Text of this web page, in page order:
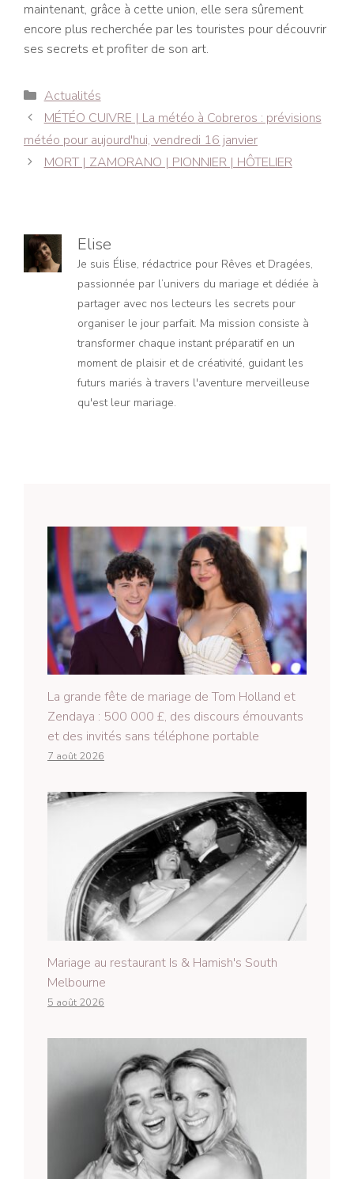
maintenant, grâce à cette union, elle sera sûrement
encore plus recherchée par les touristes pour découvrir
ses secrets et profiter de son art.
Catégories
Actualités
Navigation
des
articles
MÉTÉO CUIVRE | La météo à Cobreros : prévisions
météo pour aujourd'hui, vendredi 16 janvier
MORT | ZAMORANO | PIONNIER | HÔTELIER
Elise
Je suis Élise, rédactrice pour Rêves et Dragées,
passionnée par l’univers du mariage et dédiée à
partager avec nos lecteurs les secrets pour
organiser le jour parfait. Ma mission consiste à
transformer chaque instant préparatif en un
moment de plaisir et de créativité, guidant les
futurs mariés à travers l'aventure merveilleuse
qu'est leur mariage.
La grande fête de mariage de Tom Holland et
Zendaya : 500 000 £, des discours émouvants
et des invités sans téléphone portable
7 août 2026
Mariage au restaurant Is & Hamish's South
Melbourne
5 août 2026